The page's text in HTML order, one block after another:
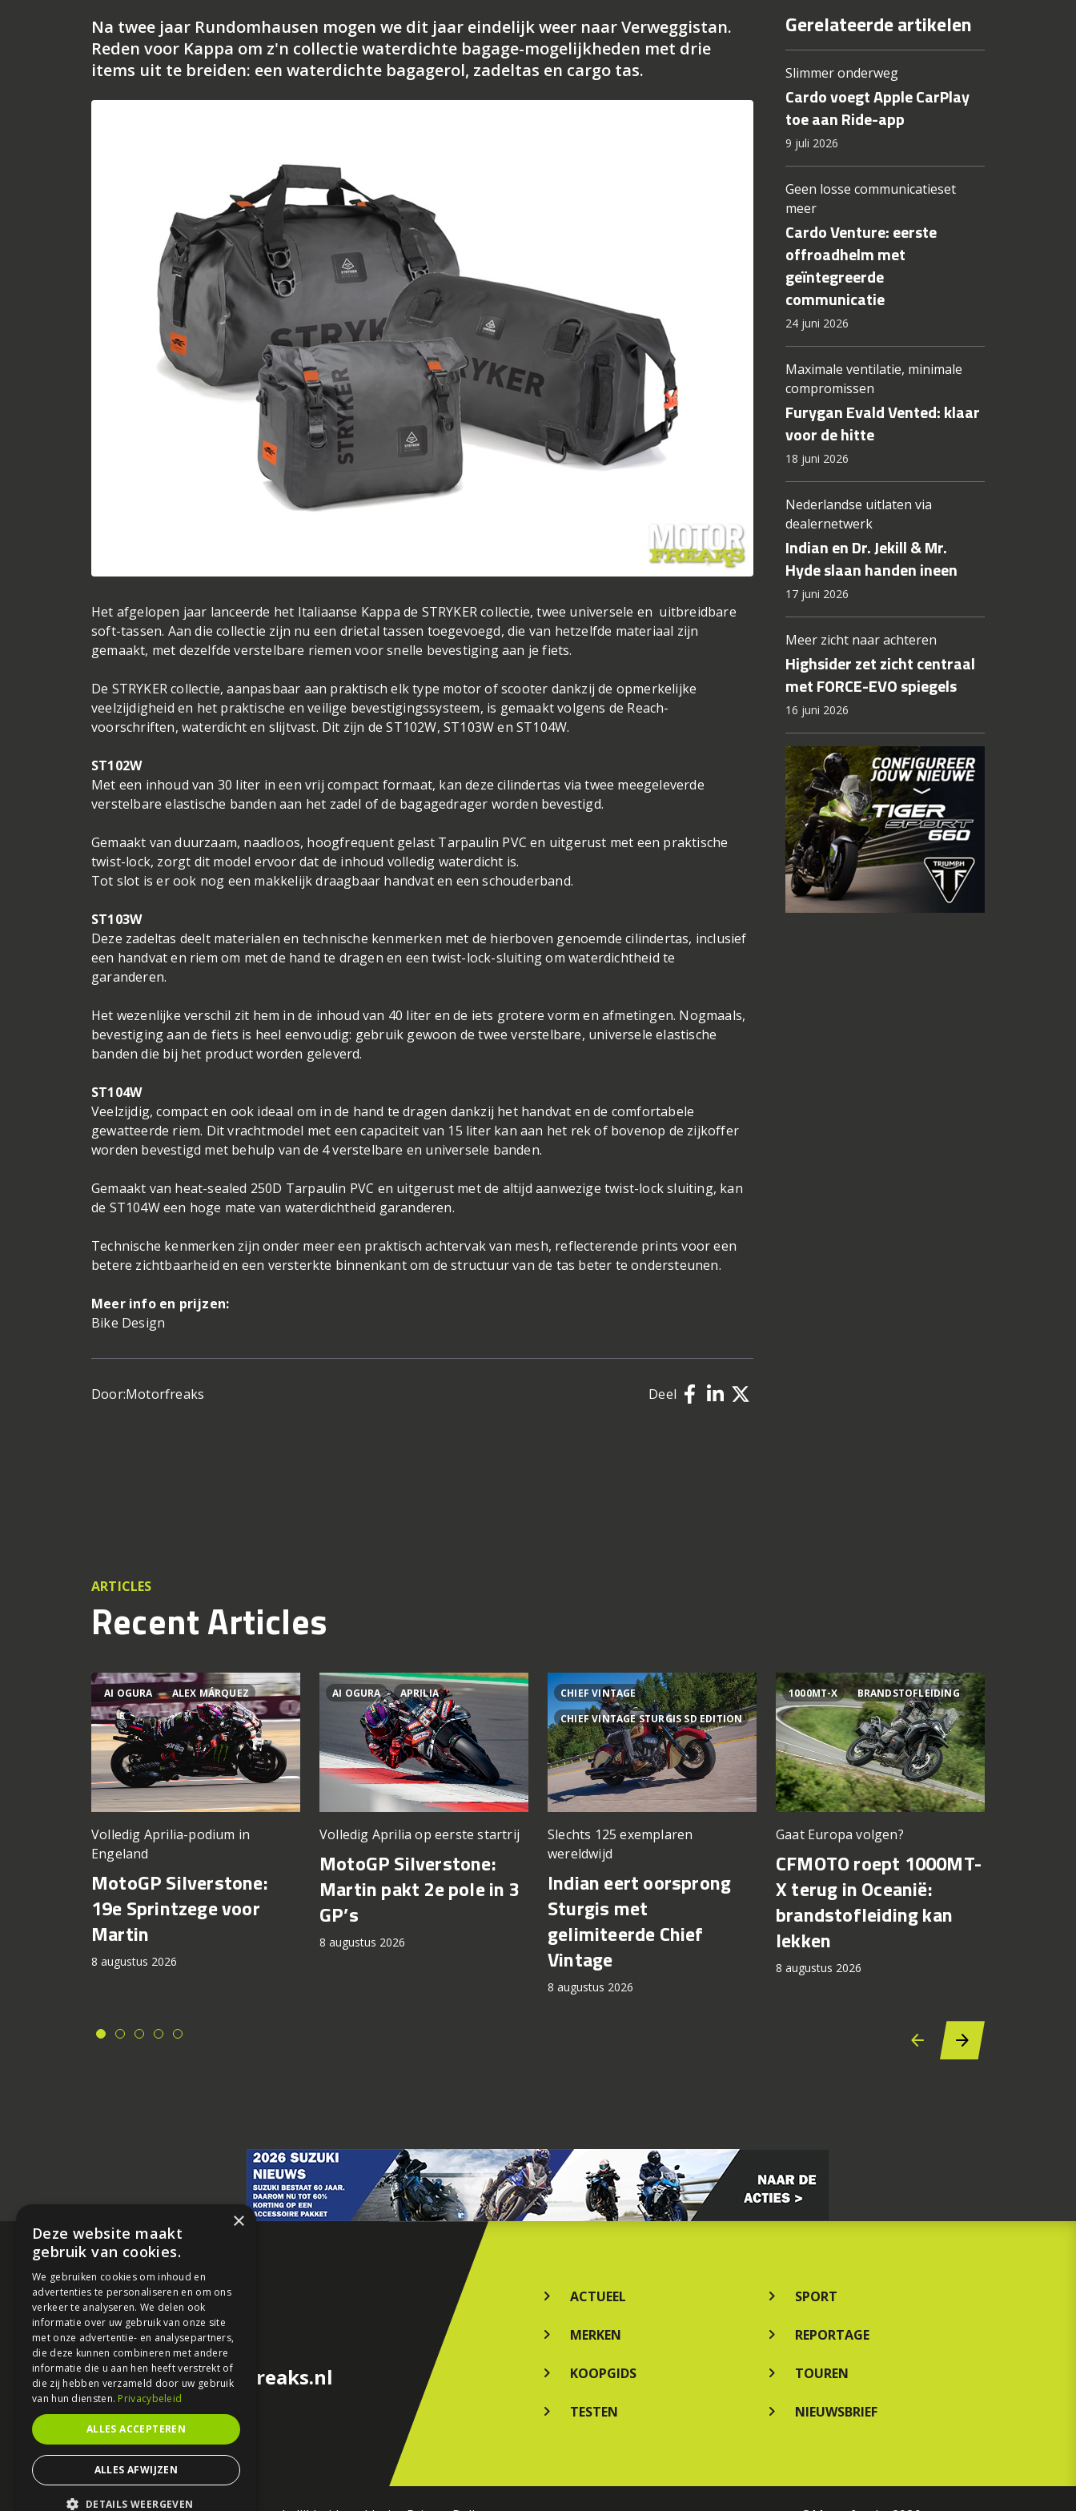
Na twee jaar Rundomhausen mogen we dit jaar eindelijk weer naar Verweggistan.
Reden voor Kappa om z'n collectie waterdichte bagage-mogelijkheden met drie
items uit te breiden: een waterdichte bagagerol, zadeltas en cargo tas.
Het afgelopen jaar lanceerde het Italiaanse Kappa de STRYKER collectie, twee universele en uitbreidbare
soft-tassen. Aan die collectie zijn nu een drietal tassen toegevoegd, die van hetzelfde materiaal zijn
gemaakt, met dezelfde verstelbare riemen voor snelle bevestiging aan je fiets.
De STRYKER collectie, aanpasbaar aan praktisch elk type motor of scooter dankzij de opmerkelijke
veelzijdigheid en het praktische en veilige bevestigingssysteem, is gemaakt volgens de Reach-
voorschriften, waterdicht en slijtvast. Dit zijn de ST102W, ST103W en ST104W.
ST102W
Met een inhoud van 30 liter in een vrij compact formaat, kan deze cilindertas via twee meegeleverde
verstelbare elastische banden aan het zadel of de bagagedrager worden bevestigd.
Gemaakt van duurzaam, naadloos, hoogfrequent gelast Tarpaulin PVC en uitgerust met een praktische
twist-lock, zorgt dit model ervoor dat de inhoud volledig waterdicht is.
Tot slot is er ook nog een makkelijk draagbaar handvat en een schouderband.
ST103W
Deze zadeltas deelt materialen en technische kenmerken met de hierboven genoemde cilindertas, inclusief
een handvat en riem om met de hand te dragen en een twist-lock-sluiting om waterdichtheid te
garanderen.
Het wezenlijke verschil zit hem in de inhoud van 40 liter en de iets grotere vorm en afmetingen. Nogmaals,
bevestiging aan de fiets is heel eenvoudig: gebruik gewoon de twee verstelbare, universele elastische
banden die bij het product worden geleverd.
ST104W
Veelzijdig, compact en ook ideaal om in de hand te dragen dankzij het handvat en de comfortabele
gewatteerde riem. Dit vrachtmodel met een capaciteit van 15 liter kan aan het rek of bovenop de zijkoffer
worden bevestigd met behulp van de 4 verstelbare en universele banden.
Gemaakt van heat-sealed 250D Tarpaulin PVC en uitgerust met de altijd aanwezige twist-lock sluiting, kan
de ST104W een hoge mate van waterdichtheid garanderen.
Technische kenmerken zijn onder meer een praktisch achtervak ​​van mesh, reflecterende prints voor een
betere zichtbaarheid en een versterkte binnenkant om de structuur van de tas beter te ondersteunen.
Meer info en prijzen:
Bike Design
Door:Motorfreaks Deel
Gerelateerde artikelen
Slimmer onderweg
Cardo voegt Apple CarPlay
toe aan Ride-app
9 juli 2026
Geen losse communicatieset
meer
Cardo Venture: eerste
offroadhelm met
geïntegreerde
communicatie
24 juni 2026
Maximale ventilatie, minimale
compromissen
Furygan Evald Vented: klaar
voor de hitte
18 juni 2026
Nederlandse uitlaten via
dealernetwerk
Indian en Dr. Jekill & Mr.
Hyde slaan handen ineen
17 juni 2026
Meer zicht naar achteren
Highsider zet zicht centraal
met FORCE-EVO spiegels
16 juni 2026
ARTICLES
Recent Articles
AI OGURA ALEX MÁRQUEZ
Volledig Aprilia-podium in
Engeland
MotoGP Silverstone:
19e Sprintzege voor
Martin
8 augustus 2026
AI OGURA APRILIA
Volledig Aprilia op eerste startrij
MotoGP Silverstone:
Martin pakt 2e pole in 3
GP’s
8 augustus 2026
CHIEF VINTAGE
CHIEF VINTAGE STURGIS SD EDITION
Slechts 125 exemplaren
wereldwijd
Indian eert oorsprong
Sturgis met
gelimiteerde Chief
Vintage
8 augustus 2026
1000MT-X BRANDSTOFLEIDING
Gaat Europa volgen?
CFMOTO roept 1000MT-
X terug in Oceanië:
brandstofleiding kan
lekken
8 augustus 2026
redactie@motorfreaks.nl
ACTUEEL
MERKEN
KOOPGIDS
TESTEN
SPORT
REPORTAGE
TOUREN
NIEUWSBRIEF
×
Deze website maakt
gebruik van cookies.
We gebruiken cookies om inhoud en
advertenties te personaliseren en om ons
verkeer te analyseren. We delen ook
informatie over uw gebruik van onze site
met onze advertentie- en analysepartners,
die deze kunnen combineren met andere
informatie die u aan hen heeft verstrekt of
die zij hebben verzameld door uw gebruik
van hun diensten. Privacybeleid
ALLES ACCEPTEREN
ALLES AFWIJZEN
DETAILS WEERGEVEN